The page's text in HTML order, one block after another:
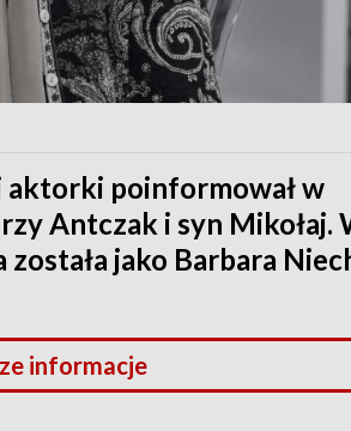
aktorki poinformował w
Antczak i syn Mikołaj.
jako Barbara
informacje